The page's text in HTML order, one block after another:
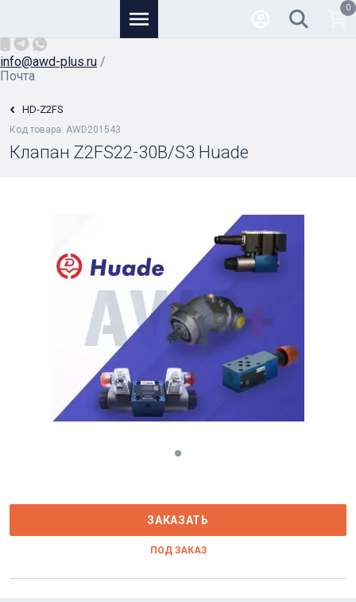
info@awd-plus.ru /
Почта
0
HD-Z2FS
Код товара: AWD201543
Клапан Z2FS22-30B/S3 Huade
ЗАКАЗАТЬ
ПОД ЗАКАЗ